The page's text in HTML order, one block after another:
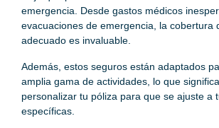
emergencia. Desde gastos médicos
evacuaciones de emergencia, la cobertura
adecuado es invaluable.
Además, estos seguros están adaptados
amplia gama de actividades, lo que
personalizar tu póliza para que se ajuste a
específicas.